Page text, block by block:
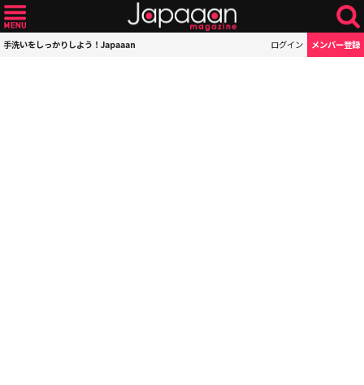
手洗いをしっかりしよう！Japaaan ログイン メンバー登録